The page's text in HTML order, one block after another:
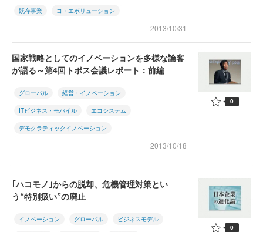
既存事業 コ・エボリューション
2013/10/31
国家戦略としてのイノベーションを多様な論客
が語る～第4回トポス会議レポート：前編
グローバル 経営・イノベーション
ITビジネス・モバイル エコシステム
デモクラティックイノベーション
2013/10/18
0
｢ハコモノ｣からの脱却、危機管理対策とい
う“特別扱い”の廃止
イノベーション グローバル ビジネスモデル
0